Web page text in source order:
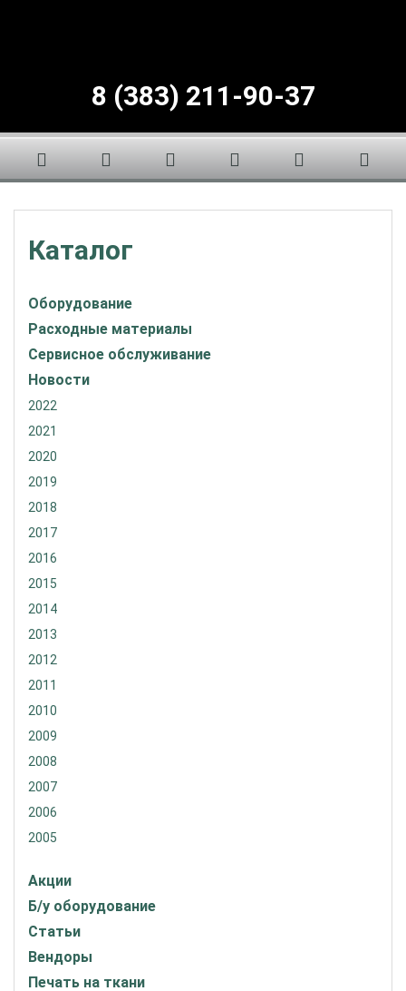
8 (383) 211-90-37
Каталог
Оборудование
Расходные материалы
Сервисное обслуживание
Новости
2022
2021
2020
2019
2018
2017
2016
2015
2014
2013
2012
2011
2010
2009
2008
2007
2006
2005
Акции
Б/у оборудование
Статьи
Вендоры
Печать на ткани